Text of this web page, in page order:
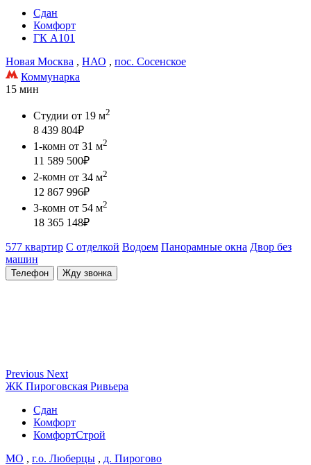
Сдан
Комфорт
ГК А101
Новая Москва , НАО , пос. Сосенское
Коммунарка
15 мин
Студии от 19 м2
8 439 804₽
1-комн от 31 м2
11 589 500₽
2-комн от 34 м2
12 867 996₽
3-комн от 54 м2
18 365 148₽
577 квартир С отделкой Водоем Панорамные окна Двор без
машин
Телефон Жду звонка
Previous Next
ЖК Пироговская Ривьера
Сдан
Комфорт
КомфортСтрой
МО , г.о. Люберцы , д. Пирогово